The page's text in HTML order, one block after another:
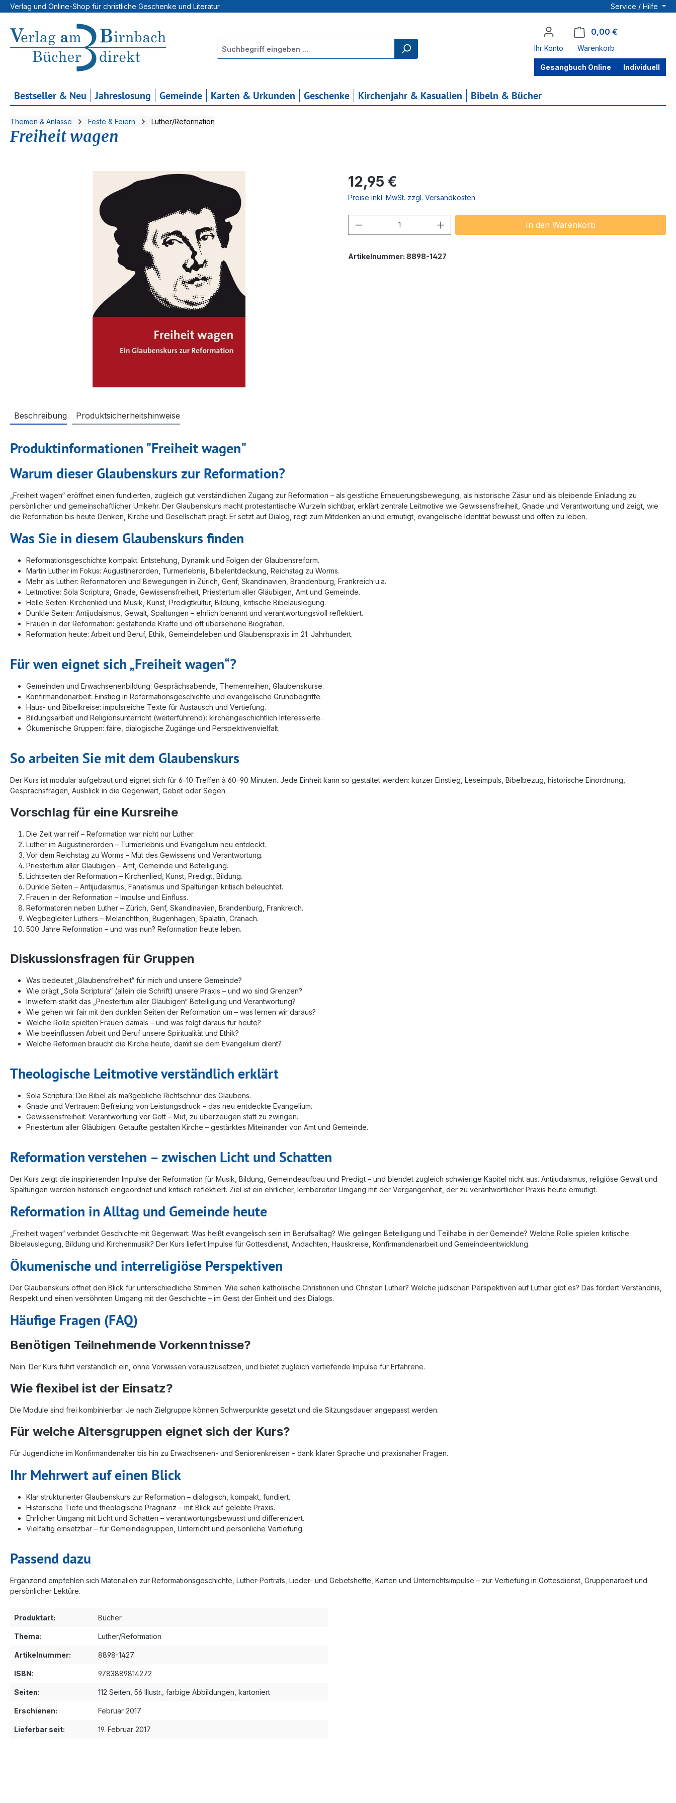
Hauptinhalt springen
Zur Suche springen
Zur Hauptnavigation springen
Verlag und Online-Shop für christliche Geschenke und Literatur Service / Hilfe
Ihr Konto
0,00 €
Warenkorb
Gesangbuch Online Individuell
Bestseller & Neu Jahreslosung Gemeinde Karten & Urkunden Geschenke Kirchenjahr & Kasualien Bibeln & Bücher
Themen & Anlässe Feste & Feiern Luther/Reformation
Freiheit wagen
Regulärer Preis:
12,95 €
Preise inkl. MwSt. zzgl. Versandkosten
Produkt Anzahl: Gib den gewünschten Wert ein oder
In den Warenkorb
Artikelnummer: 8898-1427
Beschreibung Produktsicherheitshinweise
Produktinformationen "Freiheit wagen"
Warum dieser Glaubenskurs zur Reformation?
„Freiheit wagen“ eröffnet einen fundierten, zugleich gut verständlichen Zugang zur Reformation – als geistliche Erneuerungsbewegung, als historische Zäsur und als bleibende Einladung zu
persönlicher und gemeinschaftlicher Umkehr. Der Glaubenskurs macht protestantische Wurzeln sichtbar, erklärt zentrale Leitmotive wie Gewissensfreiheit, Gnade und Verantwortung und zeigt, wie
die Reformation bis heute Denken, Kirche und Gesellschaft prägt. Er setzt auf Dialog, regt zum Mitdenken an und ermutigt, evangelische Identität bewusst und offen zu leben.
Was Sie in diesem Glaubenskurs finden
Reformationsgeschichte kompakt: Entstehung, Dynamik und Folgen der Glaubensreform.
Martin Luther im Fokus: Augustinerorden, Turmerlebnis, Bibelentdeckung, Reichstag zu Worms.
Mehr als Luther: Reformatoren und Bewegungen in Zürich, Genf, Skandinavien, Brandenburg, Frankreich u.a.
Leitmotive: Sola Scriptura, Gnade, Gewissensfreiheit, Priestertum aller Gläubigen, Amt und Gemeinde.
Helle Seiten: Kirchenlied und Musik, Kunst, Predigtkultur, Bildung, kritische Bibelauslegung.
Dunkle Seiten: Antijudaismus, Gewalt, Spaltungen – ehrlich benannt und verantwortungsvoll reflektiert.
Frauen in der Reformation: gestaltende Kräfte und oft übersehene Biografien.
Reformation heute: Arbeit und Beruf, Ethik, Gemeindeleben und Glaubenspraxis im 21. Jahrhundert.
Für wen eignet sich „Freiheit wagen“?
Gemeinden und Erwachsenenbildung: Gesprächsabende, Themenreihen, Glaubenskurse.
Konfirmandenarbeit: Einstieg in Reformationsgeschichte und evangelische Grundbegriffe.
Haus- und Bibelkreise: impulsreiche Texte für Austausch und Vertiefung.
Bildungsarbeit und Religionsunterricht (weiterführend): kirchengeschichtlich Interessierte.
Ökumenische Gruppen: faire, dialogische Zugänge und Perspektivenvielfalt.
So arbeiten Sie mit dem Glaubenskurs
Der Kurs ist modular aufgebaut und eignet sich für 6–10 Treffen à 60–90 Minuten. Jede Einheit kann so gestaltet werden: kurzer Einstieg, Leseimpuls, Bibelbezug, historische Einordnung,
Gesprächsfragen, Ausblick in die Gegenwart, Gebet oder Segen.
Vorschlag für eine Kursreihe
Die Zeit war reif – Reformation war nicht nur Luther.
Luther im Augustinerorden – Turmerlebnis und Evangelium neu entdeckt.
Vor dem Reichstag zu Worms – Mut des Gewissens und Verantwortung.
Priestertum aller Gläubigen – Amt, Gemeinde und Beteiligung.
Lichtseiten der Reformation – Kirchenlied, Kunst, Predigt, Bildung.
Dunkle Seiten – Antijudaismus, Fanatismus und Spaltungen kritisch beleuchtet.
Frauen in der Reformation – Impulse und Einfluss.
Reformatoren neben Luther – Zürich, Genf, Skandinavien, Brandenburg, Frankreich.
Wegbegleiter Luthers – Melanchthon, Bugenhagen, Spalatin, Cranach.
500 Jahre Reformation – und was nun? Reformation heute leben.
Diskussionsfragen für Gruppen
Was bedeutet „Glaubensfreiheit“ für mich und unsere Gemeinde?
Wie prägt „Sola Scriptura“ (allein die Schrift) unsere Praxis – und wo sind Grenzen?
Inwiefern stärkt das „Priestertum aller Gläubigen“ Beteiligung und Verantwortung?
Wie gehen wir fair mit den dunklen Seiten der Reformation um – was lernen wir daraus?
Welche Rolle spielten Frauen damals – und was folgt daraus für heute?
Wie beeinflussen Arbeit und Beruf unsere Spiritualität und Ethik?
Welche Reformen braucht die Kirche heute, damit sie dem Evangelium dient?
Theologische Leitmotive verständlich erklärt
Sola Scriptura: Die Bibel als maßgebliche Richtschnur des Glaubens.
Gnade und Vertrauen: Befreiung von Leistungsdruck – das neu entdeckte Evangelium.
Gewissensfreiheit: Verantwortung vor Gott – Mut, zu überzeugen statt zu zwingen.
Priestertum aller Gläubigen: Getaufte gestalten Kirche – gestärktes Miteinander von Amt und Gemeinde.
Reformation verstehen – zwischen Licht und Schatten
Der Kurs zeigt die inspirierenden Impulse der Reformation für Musik, Bildung, Gemeindeaufbau und Predigt – und blendet zugleich schwierige Kapitel nicht aus. Antijudaismus, religiöse Gewalt und
Spaltungen werden historisch eingeordnet und kritisch reflektiert. Ziel ist ein ehrlicher, lernbereiter Umgang mit der Vergangenheit, der zu verantwortlicher Praxis heute ermutigt.
Reformation in Alltag und Gemeinde heute
„Freiheit wagen“ verbindet Geschichte mit Gegenwart: Was heißt evangelisch sein im Berufsalltag? Wie gelingen Beteiligung und Teilhabe in der Gemeinde? Welche Rolle spielen kritische
Bibelauslegung, Bildung und Kirchenmusik? Der Kurs liefert Impulse für Gottesdienst, Andachten, Hauskreise, Konfirmandenarbeit und Gemeindeentwicklung.
Ökumenische und interreligiöse Perspektiven
Der Glaubenskurs öffnet den Blick für unterschiedliche Stimmen: Wie sehen katholische Christinnen und Christen Luther? Welche jüdischen Perspektiven auf Luther gibt es? Das fördert Verständnis,
Respekt und einen versöhnten Umgang mit der Geschichte – im Geist der Einheit und des Dialogs.
Häufige Fragen (FAQ)
Benötigen Teilnehmende Vorkenntnisse?
Nein. Der Kurs führt verständlich ein, ohne Vorwissen vorauszusetzen, und bietet zugleich vertiefende Impulse für Erfahrene.
Wie flexibel ist der Einsatz?
Die Module sind frei kombinierbar. Je nach Zielgruppe können Schwerpunkte gesetzt und die Sitzungsdauer angepasst werden.
Für welche Altersgruppen eignet sich der Kurs?
Für Jugendliche im Konfirmandenalter bis hin zu Erwachsenen- und Seniorenkreisen – dank klarer Sprache und praxisnaher Fragen.
Ihr Mehrwert auf einen Blick
Klar strukturierter Glaubenskurs zur Reformation – dialogisch, kompakt, fundiert.
Historische Tiefe und theologische Prägnanz – mit Blick auf gelebte Praxis.
Ehrlicher Umgang mit Licht und Schatten – verantwortungsbewusst und differenziert.
Vielfältig einsetzbar – für Gemeindegruppen, Unterricht und persönliche Vertiefung.
Passend dazu
Ergänzend empfehlen sich Materialien zur Reformationsgeschichte, Luther-Porträts, Lieder- und Gebetshefte, Karten und Unterrichtsimpulse – zur Vertiefung in Gottesdienst, Gruppenarbeit und
persönlicher Lektüre.
Produktart: Bücher
Thema: Luther/Reformation
Artikelnummer: 8898-1427
ISBN: 9783889814272
Seiten: 112 Seiten, 56 Illustr., farbige Abbildungen, kartoniert
Erschienen: Februar 2017
Lieferbar seit: 19. Februar 2017